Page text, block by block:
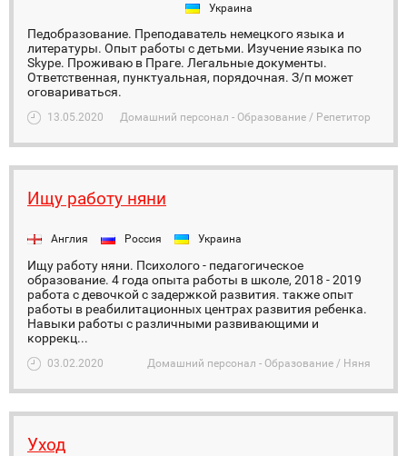
Украина
Педобразование. Преподаватель немецкого языка и
литературы. Опыт работы с детьми. Изучение языка по
Skype. Проживаю в Праге. Легальные документы.
Ответственная, пунктуальная, порядочная. З/п может
оговариваться.
13.05.2020 Домашний персонал - Образование / Репетитор
Ищу работу няни
Англия Россия Украина
Ищу работу няни. Психолого - педагогическое
образование. 4 года опыта работы в школе, 2018 - 2019
работа с девочкой с задержкой развития. также опыт
работы в реабилитационных центрах развития ребенка.
Навыки работы с различными развивающими и
коррекц...
03.02.2020 Домашний персонал - Образование / Няня
Уход